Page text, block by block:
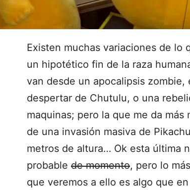
Existen muchas variaciones de lo
un hipotético fin de la raza
van desde un apocalipsis zombie,
despertar de Chutulu, o una
maquinas; pero la que me da más
de una invasión masiva de
metros de altura… Ok esta última
probable de momento, pero lo
que veremos a ello es algo que